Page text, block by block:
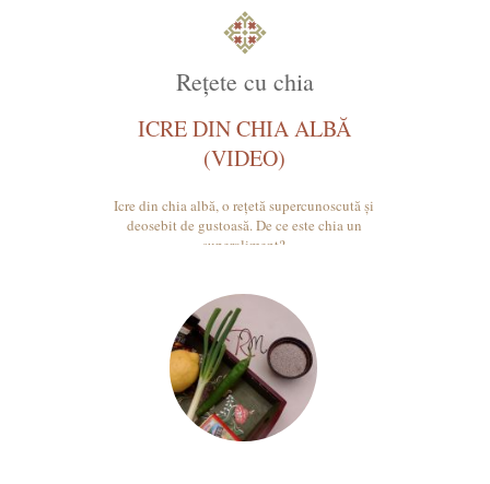
Rețete cu chia
ICRE DIN CHIA ALBĂ
(VIDEO)
Icre din chia albă, o rețetă supercunoscută și
deosebit de gustoasă. De ce este chia un
superaliment?